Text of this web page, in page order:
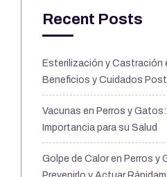
Recent Posts
Esterilización y Castración
Beneficios y Cuidados
Vacunas en Perros y
Importancia para su Salud
Golpe de Calor en Perros y